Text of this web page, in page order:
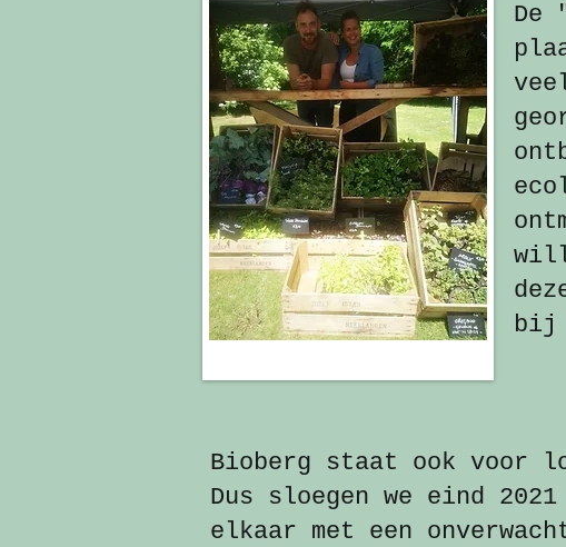
De
bij
Bioberg staat ook voor
Dus sloegen we eind
elkaar met een